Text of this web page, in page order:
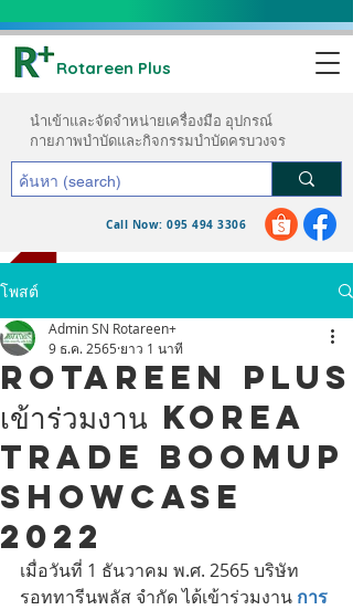
Rotareen Plus
ขอใบเสนอราคา
นำเข้าและจัดจำหน่ายเครื่องมือ อุปกรณ์
กายภาพบำบัดและกิจกรรมบำบัดครบวงจร
Call Now: 095 494 3306
โพสต์
Rotareen Plus
เข้าร่วมงาน Korea
Trade BoomUp
Showcase
2022
Admin SN Rotareen+
9 ธ.ค. 2565 ยาว 1 นาที
เมื่อวันที่ 1 ธันวาคม พ.ศ. 2565 บริษัท
รอททารีนพลัส จำกัด ได้เข้าร่วมงาน การ